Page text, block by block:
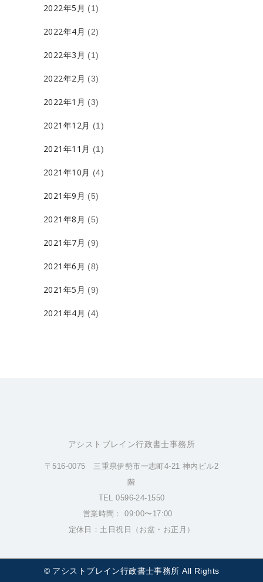
2022年5月 (1)
2022年4月 (2)
2022年3月 (1)
2022年2月 (3)
2022年1月 (3)
2021年12月 (1)
2021年11月 (1)
2021年10月 (4)
2021年9月 (5)
2021年8月 (5)
2021年7月 (9)
2021年6月 (8)
2021年5月 (9)
2021年4月 (4)
アシストブレイン行政書士事務所
〒516-0075 三重県伊勢市一志町4-21 神内ビル2
階
TEL 0596-24-1550
営業時間： 09:00〜17:00
定休日：土日祝日（お盆・お正月）
© アシストブレイン行政書士事務所 All Rights